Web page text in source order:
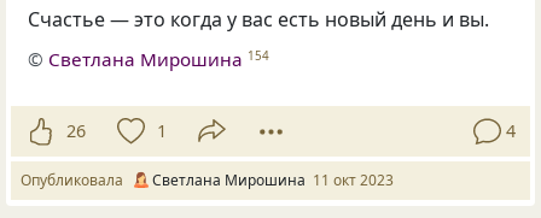
Счастье — это когда у вас есть новый день и вы.
© Светлана Мирошина 154
26 1 4
Опубликовала Светлана Мирошина 11 окт 2023